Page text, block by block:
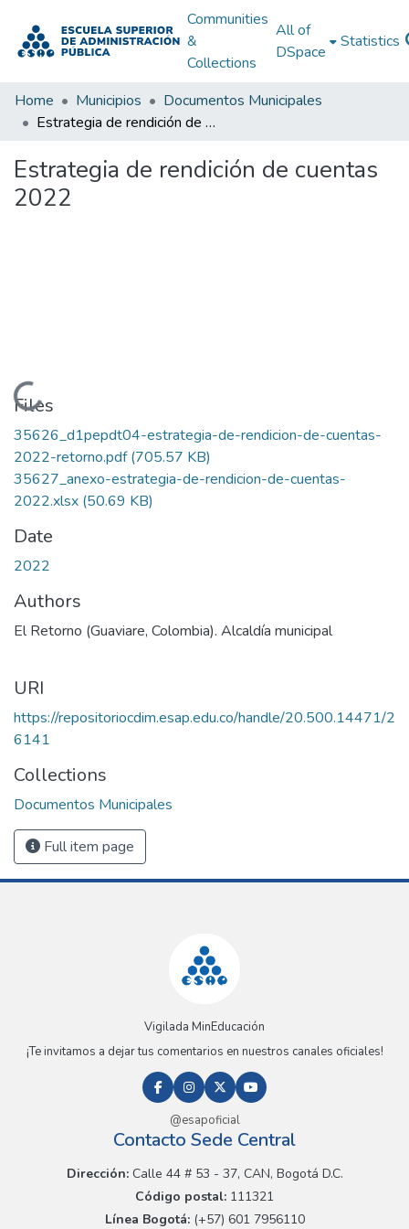
Communities
&
Collections
All of
DSpace
Statistics
Home Municipios
Documentos Municipales
Estrategia de rendición de cuentas 2022
Estrategia de rendición de cuentas
2022
Loading...
Files
35626_d1pepdt04-estrategia-de-rendicion-de-cuentas-
2022-retorno.pdf(705.57 KB)
35627_anexo-estrategia-de-rendicion-de-cuentas-
2022.xlsx (50.69 KB)
Date
2022
Authors
El Retorno (Guaviare, Colombia). Alcaldía municipal
URI
https://repositoriocdim.esap.edu.co/handle/20.500.14471/2
6141
Collections
Documentos Municipales
Full item page
Vigilada MinEducación
¡Te invitamos a dejar tus comentarios en nuestros canales oficiales!
@esapoficial
Contacto Sede Central
Dirección:Calle 44 # 53 - 37, CAN, Bogotá D.C.
Código postal: 111321
Línea Bogotá:(+57) 601 7956110